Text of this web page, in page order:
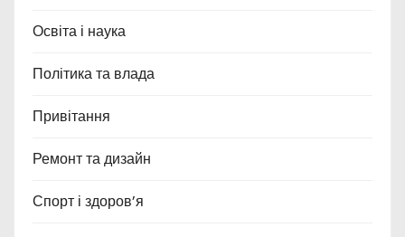
Освіта і наука
Політика та влада
Привітання
Ремонт та дизайн
Спорт і здоров’я